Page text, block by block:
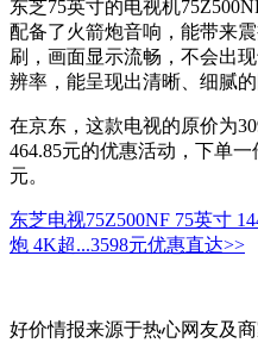
东芝75英寸的电视机
配备了火箭炮音响，能带来
刷，画面显示流畅，不会出
辨率，能呈现出清晰、细腻的
在京东，这款电视的原价为
464.85元的优惠活动，下单
元。
东芝电视75Z500NF 75英寸
炮 4K超...3598元优惠直达>>
好价情报来源于热心网友及